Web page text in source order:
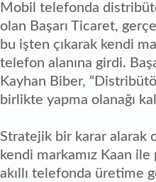
Mobil telefonda
olan Başarı Ticaret,
bu işten çıkarak kendi
telefon alanına girdi.
Kayhan Biber,
birlikte yapma olanağı
Stratejik bir karar alarak
kendi markamız Kaan ile
akıllı telefonda üretime